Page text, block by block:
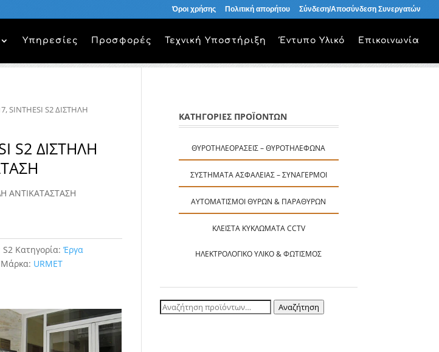
Όροι χρήσης Πολιτική απορήτου Σύνδεση/Αποσύνδεση Συνεργατών
Υπηρεσίες Προσφορές Τεχνική Υποστήριξη Έντυπο Υλικό Επικοινωνία
SINTHESI S2 ΔΙΣΤΗΛΗ
S2 ΔΙΣΤΗΛΗ
ΑΝΤΙΚΑΤΑΣΤΑΣΗ
S2 Κατηγορία:Έργα
Μάρκα: URMET
ΚΑΤΗΓΟΡΙΕΣ ΠΡΟΪΟΝΤΩΝ
ΘΥΡΟΤΗΛΕΟΡΆΣΕΙΣ – ΘΥΡΟΤΗΛΈΦΩΝΑ
ΣΥΣΤΉΜΑΤΑ ΑΣΦΑΛΕΊΑΣ – ΣΥΝΑΓΕΡΜΟΊ
ΑΥΤΟΜΑΤΙΣΜΟΊ ΘΥΡΏΝ & ΠΑΡΑΘΎΡΩΝ
ΚΛΕΙΣΤΆ ΚΥΚΛΏΜΑΤΑ CCTV
ΗΛΕΚΤΡΟΛΟΓΙΚΌ ΥΛΙΚΌ & ΦΩΤΙΣΜΌΣ
Αναζήτηση
Αναζήτηση